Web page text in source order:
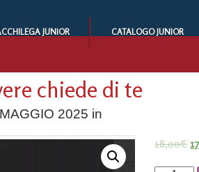
JUNIOR CATALOGO JUNIOR
chiede di te
2025 in
18,00€